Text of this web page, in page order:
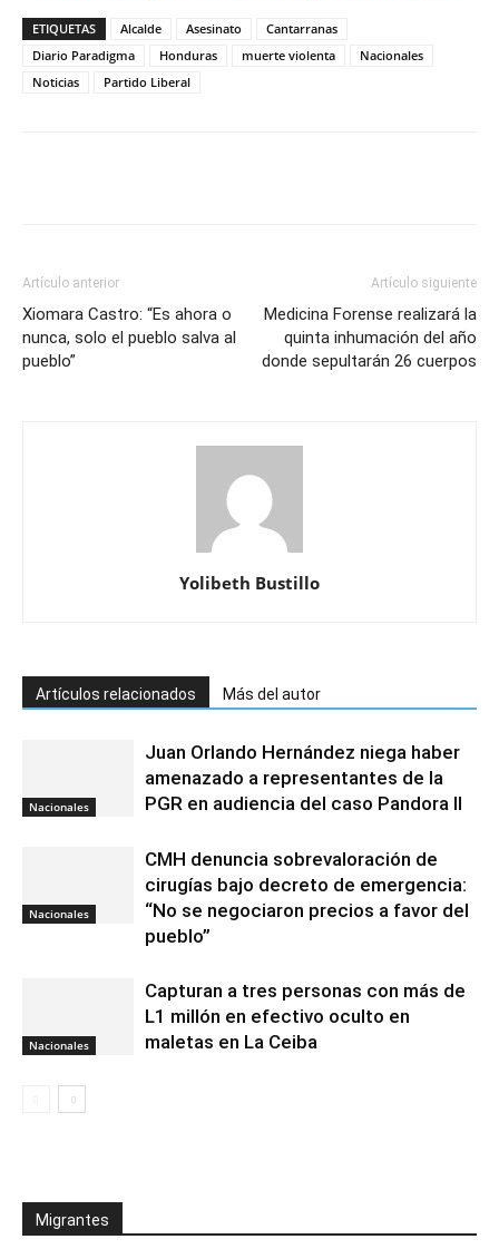
ETIQUETAS Alcalde Asesinato
Cantarranas
Diario Paradigma
Honduras muerte violenta
Nacionales
Noticias
Partido Liberal
Artículo anterior
Xiomara Castro: “Es ahora o
nunca, solo el pueblo salva al
pueblo”
Artículo siguiente
Medicina Forense realizará la
quinta inhumación del año
donde sepultarán 26 cuerpos
Yolibeth Bustillo
Artículos relacionados Más del autor
Nacionales
Juan Orlando Hernández niega haber
amenazado a representantes de la
PGR en audiencia del caso Pandora II
Nacionales
CMH denuncia sobrevaloración de
cirugías bajo decreto de emergencia:
“No se negociaron precios a favor del
pueblo”
Nacionales
Capturan a tres personas con más de
L1 millón en efectivo oculto en
maletas en La Ceiba
Migrantes